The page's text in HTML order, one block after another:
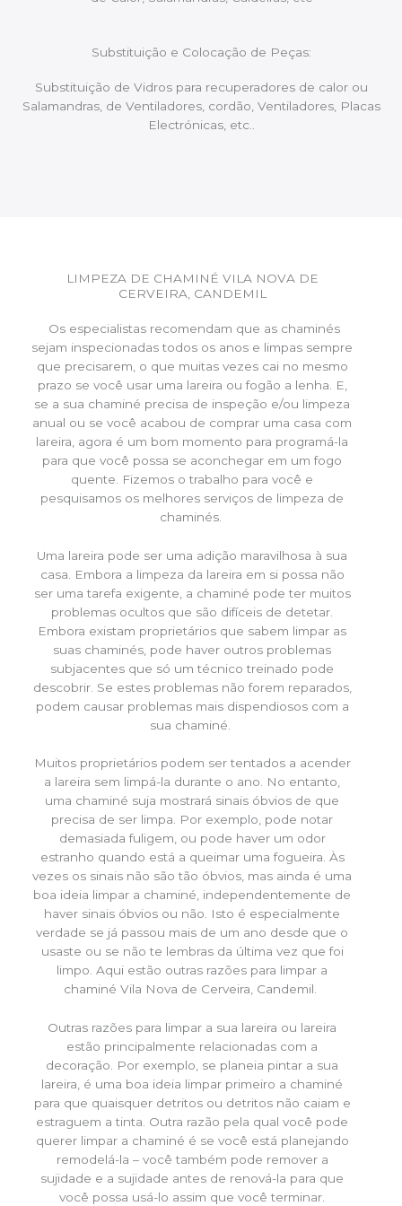
Substituição e Colocação de Peças:
Substituição de Vidros para recuperadores de calor ou
Salamandras, de Ventiladores, cordão, Ventiladores, Placas
Electrónicas, etc..
LIMPEZA DE CHAMINÉ VILA NOVA DE
CERVEIRA, CANDEMIL
Os especialistas recomendam que as chaminés
sejam inspecionadas todos os anos e limpas sempre
que precisarem, o que muitas vezes cai no mesmo
prazo se você usar uma lareira ou fogão a lenha. E,
se a sua chaminé precisa de inspeção e/ou limpeza
anual ou se você acabou de comprar uma casa com
lareira, agora é um bom momento para programá-la
para que você possa se aconchegar em um fogo
quente. Fizemos o trabalho para você e
pesquisamos os melhores serviços de limpeza de
chaminés.
Uma lareira pode ser uma adição maravilhosa à sua
casa. Embora a limpeza da lareira em si possa não
ser uma tarefa exigente, a chaminé pode ter muitos
problemas ocultos que são difíceis de detetar.
Embora existam proprietários que sabem limpar as
suas chaminés, pode haver outros problemas
subjacentes que só um técnico treinado pode
descobrir. Se estes problemas não forem reparados,
podem causar problemas mais dispendiosos com a
sua chaminé.
Muitos proprietários podem ser tentados a acender
a lareira sem limpá-la durante o ano. No entanto,
uma chaminé suja mostrará sinais óbvios de que
precisa de ser limpa. Por exemplo, pode notar
demasiada fuligem, ou pode haver um odor
estranho quando está a queimar uma fogueira. Às
vezes os sinais não são tão óbvios, mas ainda é uma
boa ideia limpar a chaminé, independentemente de
haver sinais óbvios ou não. Isto é especialmente
verdade se já passou mais de um ano desde que o
usaste ou se não te lembras da última vez que foi
limpo. Aqui estão outras razões para limpar a
chaminé Vila Nova de Cerveira, Candemil.
Outras razões para limpar a sua lareira ou lareira
estão principalmente relacionadas com a
decoração. Por exemplo, se planeia pintar a sua
lareira, é uma boa ideia limpar primeiro a chaminé
para que quaisquer detritos ou detritos não caiam e
estraguem a tinta. Outra razão pela qual você pode
querer limpar a chaminé é se você está planejando
remodelá-la – você também pode remover a
sujidade e a sujidade antes de renová-la para que
você possa usá-lo assim que você terminar.